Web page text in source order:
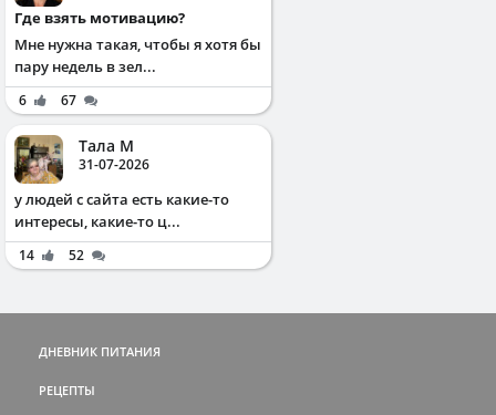
Где взять мотивацию?
Мне нужна такая, чтобы я хотя бы
пару недель в зел...
6 67
Тала М
31-07-2026
у людей с сайта есть какие-то
интересы, какие-то ц...
14 52
ДНЕВНИК ПИТАНИЯ
РЕЦЕПТЫ